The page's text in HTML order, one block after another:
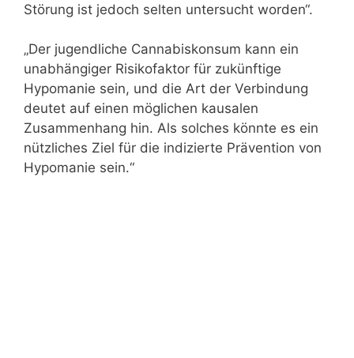
Störung ist jedoch selten untersucht worden“.
„Der jugendliche Cannabiskonsum kann ein
unabhängiger Risikofaktor für zukünftige
Hypomanie sein, und die Art der Verbindung
deutet auf einen möglichen kausalen
Zusammenhang hin. Als solches könnte es ein
nützliches Ziel für die indizierte Prävention von
Hypomanie sein.“